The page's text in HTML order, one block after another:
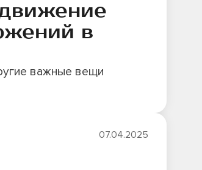
в
важные вещи
07.04.2025